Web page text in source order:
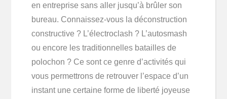
en entreprise sans aller jusqu’à brûler son
bureau. Connaissez-vous la déconstruction
constructive ? L’électroclash ? L’autosmash
ou encore les traditionnelles batailles de
polochon ? Ce sont ce genre d’activités qui
vous permettrons de retrouver l’espace d’un
instant une certaine forme de liberté joyeuse